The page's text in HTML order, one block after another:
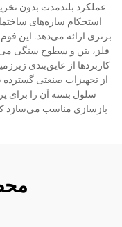
عملکرد بلندمدت بدون
استحکام سازه‌های
برتری ارائه می‌دهد. این
فلز، بتن و سطوح سنگی
کاربردها از عایق‌بندی
از تجهیزات صنعتی
سلول بسته آن را برای
بازسازی مناسب می‌سازد که